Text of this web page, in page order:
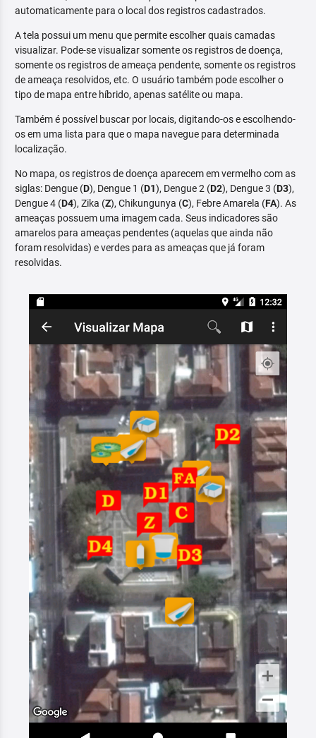
automaticamente para o local dos registros cadastrados.
A tela possui um menu que permite escolher quais camadas
visualizar. Pode-se visualizar somente os registros de doença,
somente os registros de ameaça pendente, somente os registros
de ameaça resolvidos, etc. O usuário também pode escolher o
tipo de mapa entre híbrido, apenas satélite ou mapa.
Também é possível buscar por locais, digitando-os e escolhendo-
os em uma lista para que o mapa navegue para determinada
localização.
No mapa, os registros de doença aparecem em vermelho com as
siglas: Dengue (D), Dengue 1 (D1), Dengue 2 (D2), Dengue 3 (D3),
Dengue 4 (D4), Zika (Z), Chikungunya (C), Febre Amarela (FA). As
ameaças possuem uma imagem cada. Seus indicadores são
amarelos para ameaças pendentes (aquelas que ainda não
foram resolvidas) e verdes para as ameaças que já foram
resolvidas.